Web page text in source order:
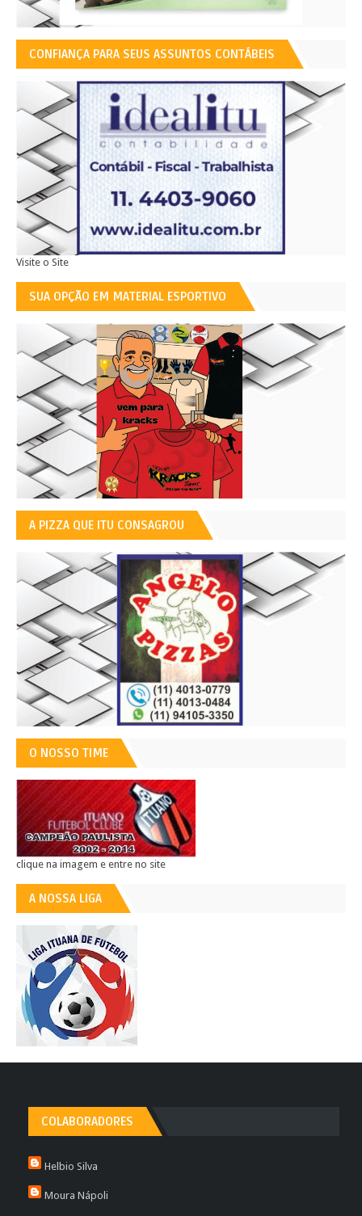
CONFIANÇA PARA SEUS ASSUNTOS CONTÁBEIS
Visite o Site
SUA OPÇÃO EM MATERIAL ESPORTIVO
A PIZZA QUE ITU CONSAGROU
O NOSSO TIME
clique na imagem e entre no site
A NOSSA LIGA
COLABORADORES
Helbio Silva
Moura Nápoli